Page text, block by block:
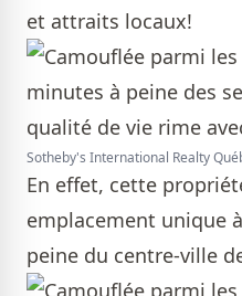
et attraits locaux!
Sotheby's International Realty
En effet, cette
emplacement unique
peine du centre-ville